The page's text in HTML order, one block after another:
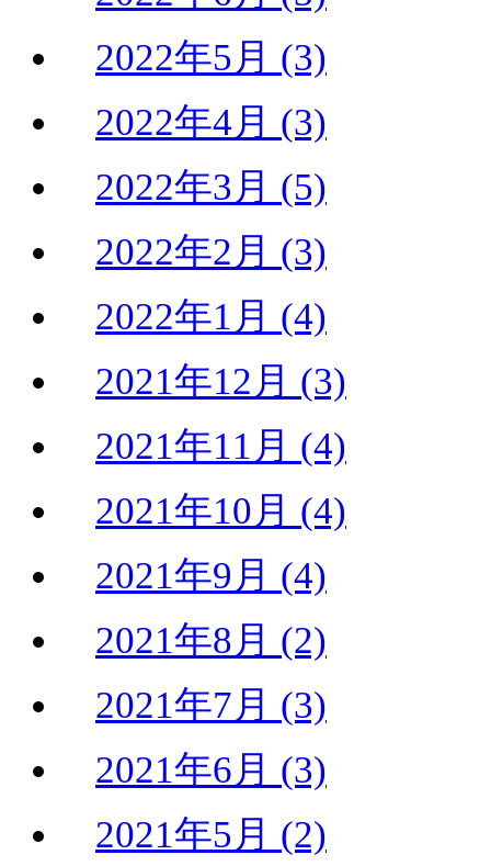
2022年5月 (3)
2022年4月 (3)
2022年3月 (5)
2022年2月 (3)
2022年1月 (4)
2021年12月 (3)
2021年11月 (4)
2021年10月 (4)
2021年9月 (4)
2021年8月 (2)
2021年7月 (3)
2021年6月 (3)
2021年5月 (2)